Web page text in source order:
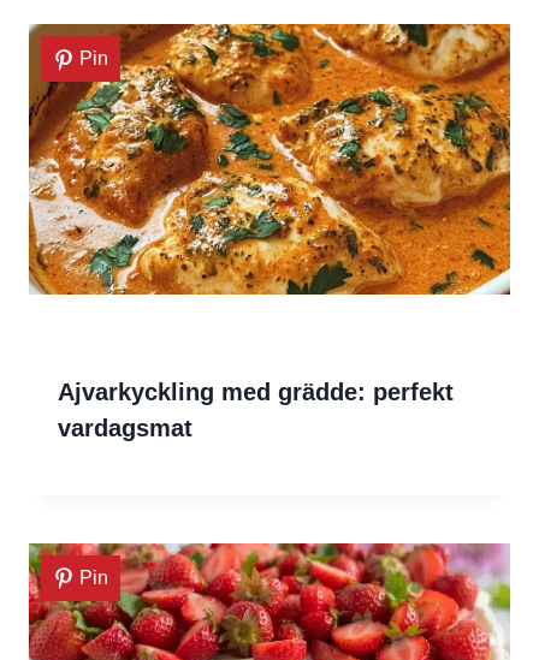
Pin
Ajvarkyckling med grädde: perfekt
vardagsmat
Pin